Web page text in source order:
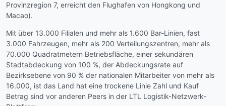
Provinzregion 7, erreicht den Flughafen von Hongkong und
Macao).
Mit über 13.000 Filialen und mehr als 1.600 Bar-Linien, fast
3.000 Fahrzeugen, mehr als 200 Verteilungszentren, mehr als
70.000 Quadratmetern Betriebsfläche, einer sekundären
Stadtabdeckung von 100 %, der Abdeckungsrate auf
Bezirksebene von 90 % der nationalen Mitarbeiter von mehr als
16.000, ist das Land hat eine trockene Linie Zahl und Kauf
Betrag sind vor anderen Peers in der LTL Logistik-Netzwerk-